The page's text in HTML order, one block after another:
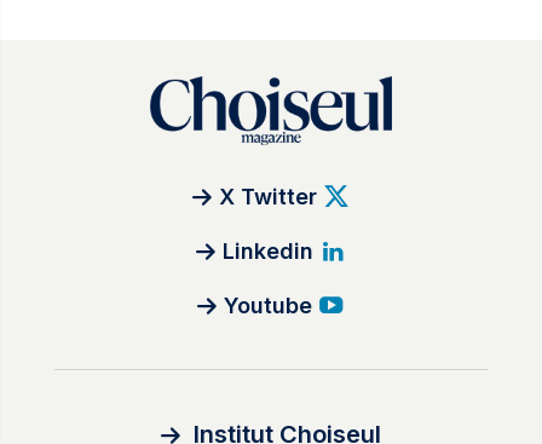
X Twitter
Linkedin
Youtube
Institut Choiseul